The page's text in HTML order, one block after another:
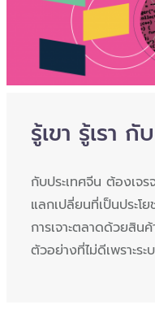
รู้เขา รู้เรา กั
กับประเทศจีน ต้องเจ
แลกเปลี่ยนที่เป็นประโ
การเจาะตลาดด้วยสิน
ตัวอย่างที่ไม่ดีเพราะระ